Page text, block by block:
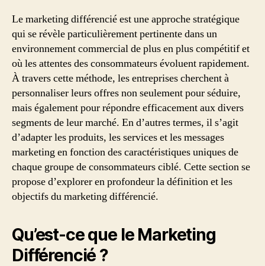
Le marketing différencié est une approche stratégique
qui se révèle particulièrement pertinente dans un
environnement commercial de plus en plus compétitif et
où les attentes des consommateurs évoluent rapidement.
À travers cette méthode, les entreprises cherchent à
personnaliser leurs offres non seulement pour séduire,
mais également pour répondre efficacement aux divers
segments de leur marché. En d’autres termes, il s’agit
d’adapter les produits, les services et les messages
marketing en fonction des caractéristiques uniques de
chaque groupe de consommateurs ciblé. Cette section se
propose d’explorer en profondeur la définition et les
objectifs du marketing différencié.
Qu’est-ce que le Marketing
Différencié ?